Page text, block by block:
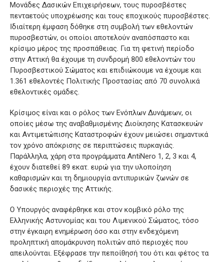
Μονάδες Δασικών Επιχειρήσεων, τους πυροσβέστες
πενταετούς υποχρέωσης και τους εποχικούς πυροσβέστες.
Ιδιαίτερη έμφαση δόθηκε στη συμβολή των εθελοντών
πυροσβεστών, οι οποίοι αποτελούν αναπόσπαστο και
κρίσιμο μέρος της προσπάθειας. Για τη φετινή περίοδο
στην Αττική θα έχουμε τη συνδρομή 800 εθελοντών του
Πυροσβεστικού Σώματος και επιδιώκουμε να έχουμε και
1.361 εθελοντές Πολιτικής Προστασίας από 70 συνολικά
εθελοντικές ομάδες.
Κρίσιμος είναι και ο ρόλος των Ενόπλων Δυνάμεων, οι
οποίες μέσω της αναβαθμισμένης Διοίκησης Κατασκευών
και Αντιμετώπισης Καταστροφών έχουν μειώσει σημαντικά
τον χρόνο απόκρισης σε περιπτώσεις πυρκαγιάς.
Παράλληλα, χάρη στα προγράμματα AntiNero 1, 2, 3 και 4,
έχουν διατεθεί 89 εκατ. ευρώ για την υλοποίηση
καθαρισμών και τη δημιουργία αντιπυρικών ζωνών σε
δασικές περιοχές της Αττικής.
Ο Υπουργός αναφέρθηκε και στον κομβικό ρόλο της
Ελληνικής Αστυνομίας και του Λιμενικού Σώματος, τόσο
στην έγκαιρη ενημέρωση όσο και στην ενδεχόμενη
προληπτική απομάκρυνση πολιτών από περιοχές που
απειλούνται. Εξέφρασε την πεποίθησή του ότι και φέτος τα